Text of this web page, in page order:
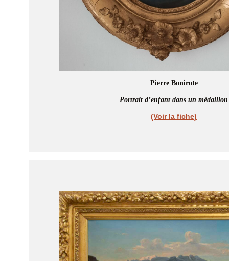
Pierre Bonirote
Portrait d’enfant dans un médaillon
(Voir la fiche)